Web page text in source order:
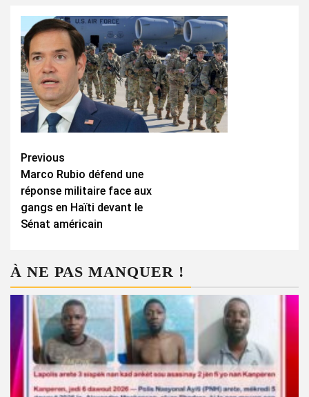
Continue
Reading
Previous
Marco Rubio défend une
réponse militaire face aux
gangs en Haïti devant le
Sénat américain
À NE PAS MANQUER !